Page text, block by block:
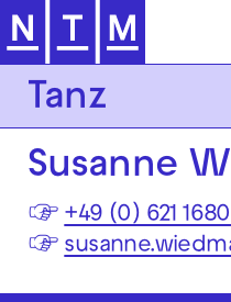
Zur
Tanz
Susanne
☞ +49 (0) 621
☞